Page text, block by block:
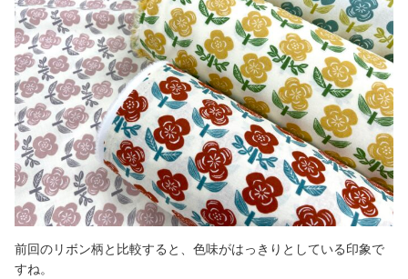
前回のリボン柄と比較すると、色味がはっきりとしている印象で
すね。